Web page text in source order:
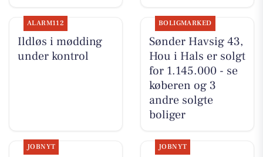
ALARM112
Ildløs i mødding
under kontrol
BOLIGMARKED
Sønder Havsig 43,
Hou i Hals er solgt
for 1.145.000 - se
køberen og 3
andre solgte
boliger
JOBNYT JOBNYT